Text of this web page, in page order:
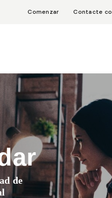
Comenzar Contacte
de